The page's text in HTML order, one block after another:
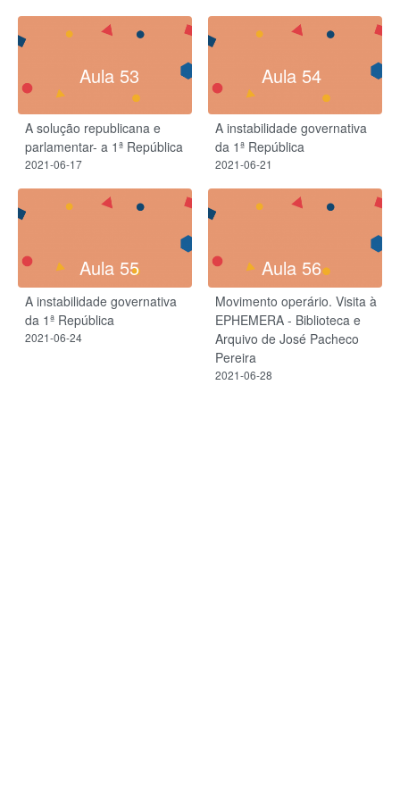
Aula 53
A solução republicana e
parlamentar- a 1ª República
2021-06-17
Aula 54
A instabilidade governativa
da 1ª República
2021-06-21
Aula 55
A instabilidade governativa
da 1ª República
2021-06-24
Aula 56
Movimento operário. Visita à
EPHEMERA - Biblioteca e
Arquivo de José Pacheco
Pereira
2021-06-28